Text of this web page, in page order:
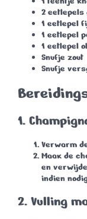
2 eetlepels
1 eetlepel
1 eetlepel
1 eetlepel
Snufje zout
Snufje
1.
Verwarm
Maak de
en
indien
2. Vulling